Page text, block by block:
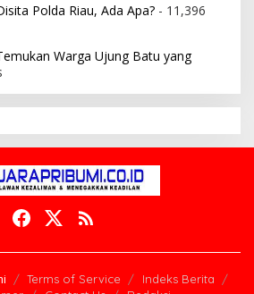
Polda Riau, Ada Apa? - 11,396
Warga Ujung Batu yang
Terms of Service
Indeks Berita